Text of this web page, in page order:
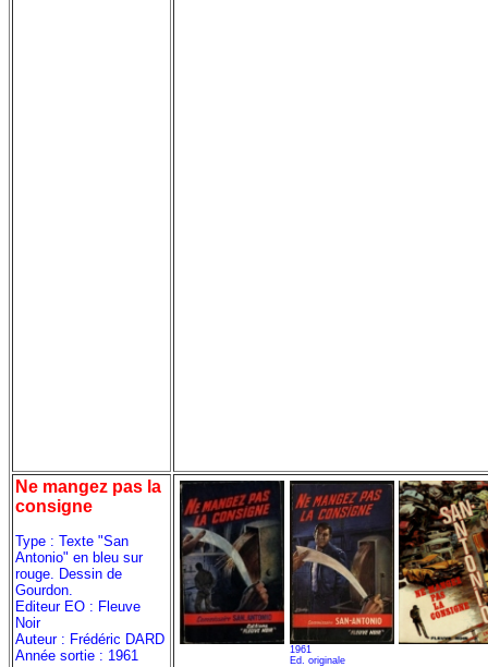
Ne mangez pas la
consigne
Type : Texte "San
Antonio" en bleu sur
rouge. Dessin de
Gourdon.
Editeur EO : Fleuve
Noir
Auteur : Frédéric DARD
Année sortie : 1961
1961
Ed. originale